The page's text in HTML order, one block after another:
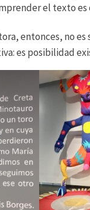
el texto
entonces, no es
es posibilidad